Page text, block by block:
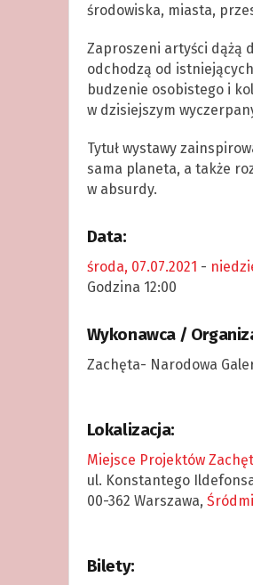
środowiska, miasta,
Zaproszeni artyści dążą
odchodzą od
budzenie osobistego i
w dzisiejszym
Tytuł wystawy
sama planeta, a także
w absurdy.
Data:
środa, 07.07.2021 -
Godzina 12:00
Wykonawca /
Zachęta- Narodowa
Lokalizacja:
Miejsce Projektów
ul. Konstantego
00-362 Warszawa,
Bilety: